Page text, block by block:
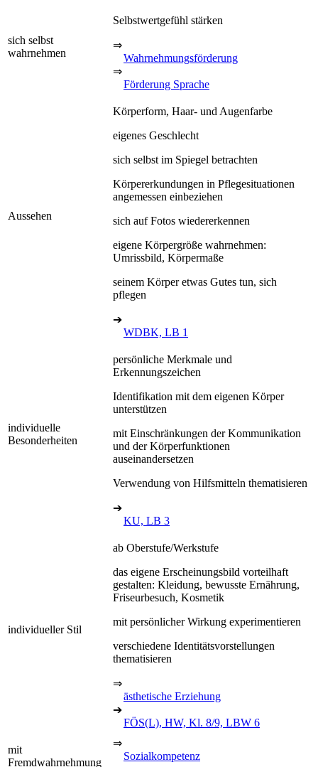
sich selbst
wahrnehmen
Selbstwertgefühl stärken
⇒
Wahrnehmungsförderung
⇒
Förderung Sprache
Aussehen
Körperform, Haar- und Augenfarbe
eigenes Geschlecht
sich selbst im Spiegel betrachten
Körpererkundungen in Pflegesituationen
angemessen einbeziehen
sich auf Fotos wiedererkennen
eigene Körpergröße wahrnehmen:
Umrissbild, Körpermaße
seinem Körper etwas Gutes tun, sich
pflegen
➔
WDBK, LB 1
individuelle
Besonderheiten
persönliche Merkmale und
Erkennungszeichen
Identifikation mit dem eigenen Körper
unterstützen
mit Einschränkungen der Kommunikation
und der Körperfunktionen
auseinandersetzen
Verwendung von Hilfsmitteln thematisieren
➔
KU, LB 3
individueller Stil
ab Oberstufe/Werkstufe
das eigene Erscheinungsbild vorteilhaft
gestalten: Kleidung, bewusste Ernährung,
Friseurbesuch, Kosmetik
mit persönlicher Wirkung experimentieren
verschiedene Identitätsvorstellungen
thematisieren
⇒
ästhetische Erziehung
➔
FÖS(L), HW, Kl. 8/9, LBW 6
mit
Fremdwahrnehmung
⇒
Sozialkompetenz